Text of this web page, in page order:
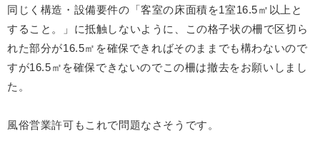
同じく構造・設備要件の「客室の床面積を1室16.5㎡以上と
すること。」に抵触しないように、この格子状の柵で区切ら
れた部分が16.5㎡を確保できればそのままでも構わないので
すが16.5㎡を確保できないのでこの柵は撤去をお願いしまし
た。
風俗営業許可もこれで問題なさそうです。